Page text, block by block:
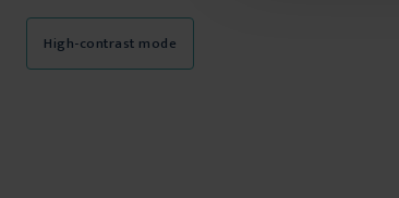
High-contrast mode